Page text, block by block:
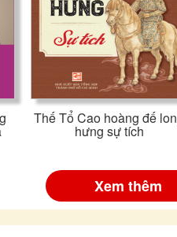
Thế Tổ Cao hoàng đế
hưng sự tích
Xem thêm